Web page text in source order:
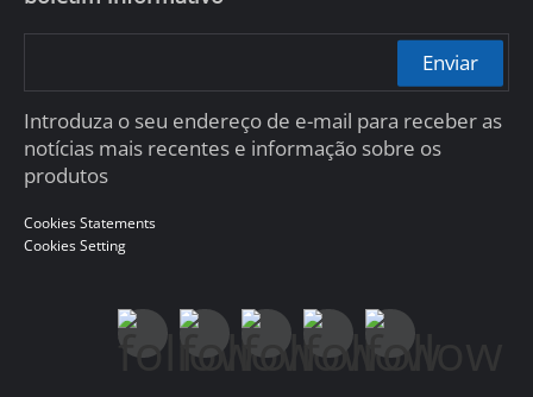
Enviar
Introduza o seu endereço de e-mail para receber as
notícias mais recentes e informação sobre os
produtos
Cookies Statements
Cookies Setting